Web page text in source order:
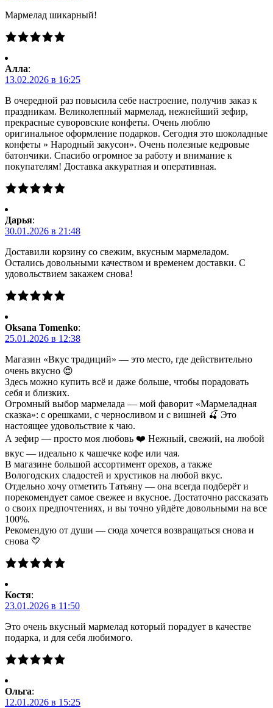
Мармелад шикарный!
Алла:
13.02.2026 в 16:25
В очередной раз повысила себе настроение, получив заказ к
праздникам. Великолепный мармелад, нежнейший зефир,
прекрасные суворовские конфеты. Очень люблю
оригинальное оформление подарков. Сегодня это шоколадные
конфеты » Народный закусон». Очень полезные кедровые
батончики. Спасибо огромное за работу и внимание к
покупателям! Доставка аккуратная и оперативная.
Дарья:
30.01.2026 в 21:48
Доставили корзину со свежим, вкусным мармеладом.
Остались довольными качеством и временем доставки. С
удовольствием закажем снова!
Oksana Tomenko:
25.01.2026 в 12:38
Магазин «Вкус традиций» — это место, где действительно
очень вкусно 😍
Здесь можно купить всё и даже больше, чтобы порадовать
себя и близких.
Огромный выбор мармелада — мой фаворит «Мармеладная
сказка»: с орешками, с черносливом и с вишней 🍒 Это
настоящее удовольствие к чаю.
А зефир — просто моя любовь ❤️ Нежный, свежий, на любой
вкус — идеально к чашечке кофе или чая.
В магазине большой ассортимент орехов, а также
Вологодских сладостей и хрустиков на любой вкус.
Отдельно хочу отметить Татьяну — она всегда подберёт и
порекомендует самое свежее и вкусное. Достаточно рассказать
о своих предпочтениях, и вы точно уйдёте довольными на все
100%.
Рекомендую от души — сюда хочется возвращаться снова и
снова 💛
Костя:
23.01.2026 в 11:50
Это очень вкусный мармелад который порадует в качестве
подарка, и для себя любимого.
Ольга:
12.01.2026 в 15:25